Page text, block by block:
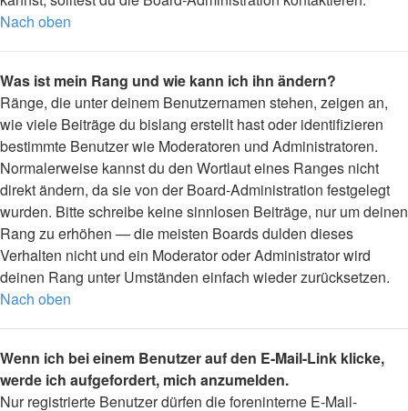
Nach oben
Was ist mein Rang und wie kann ich ihn ändern?
Ränge, die unter deinem Benutzernamen stehen, zeigen an,
wie viele Beiträge du bislang erstellt hast oder identifizieren
bestimmte Benutzer wie Moderatoren und Administratoren.
Normalerweise kannst du den Wortlaut eines Ranges nicht
direkt ändern, da sie von der Board-Administration festgelegt
wurden. Bitte schreibe keine sinnlosen Beiträge, nur um deinen
Rang zu erhöhen — die meisten Boards dulden dieses
Verhalten nicht und ein Moderator oder Administrator wird
deinen Rang unter Umständen einfach wieder zurücksetzen.
Nach oben
Wenn ich bei einem Benutzer auf den E-Mail-Link klicke,
werde ich aufgefordert, mich anzumelden.
Nur registrierte Benutzer dürfen die foreninterne E-Mail-